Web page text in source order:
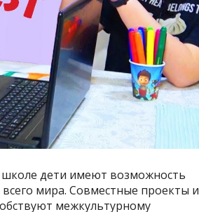
дети имеют возможность
мира. Совместные проекты и
межкультурному